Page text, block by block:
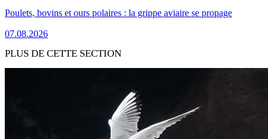
Poulets, bovins et ours polaires : la grippe aviaire se propage
07.08.2026
PLUS DE CETTE SECTION